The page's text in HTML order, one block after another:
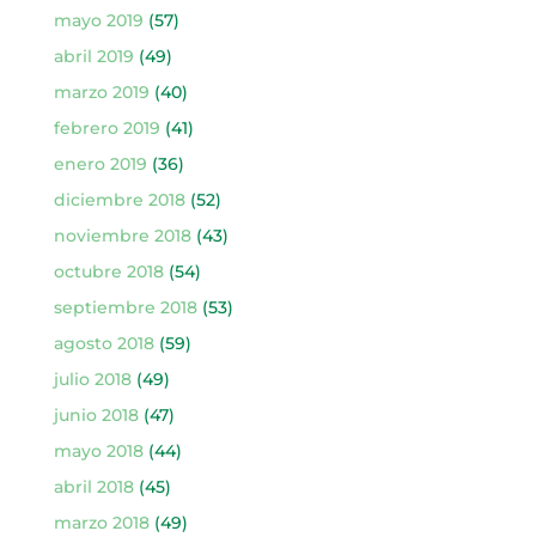
mayo 2019 (57)
abril 2019 (49)
marzo 2019 (40)
febrero 2019 (41)
enero 2019 (36)
diciembre 2018(52)
noviembre 2018(43)
octubre 2018(54)
septiembre 2018(53)
agosto 2018(59)
julio 2018(49)
junio 2018(47)
mayo 2018(44)
abril 2018(45)
marzo 2018(49)